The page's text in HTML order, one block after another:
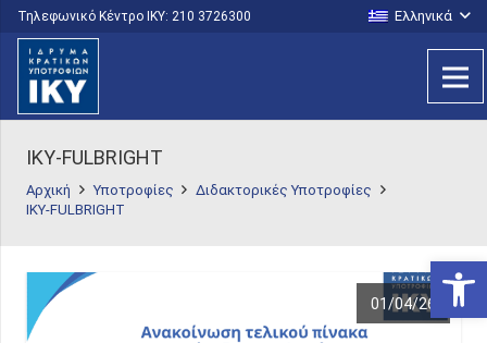
Τηλεφωνικό Κέντρο IKY: 210 3726300 Ελληνικά
ΙΚΥ-FULBRIGHT
Αρχική Υποτροφίες
Διδακτορικές Υποτροφίες
ΙΚΥ-FULBRIGHT
01/04/26